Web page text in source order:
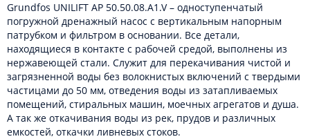
Grundfos UNILIFT AP 50.50.08.A1.V – одноступенчатый
погружной дренажный насос с вертикальным напорным
патрубком и фильтром в основании. Все детали,
находящиеся в контакте с рабочей средой, выполнены из
нержавеющей стали. Служит для перекачивания чистой и
загрязненной воды без волокнистых включений с твердыми
частицами до 50 мм, отведения воды из затапливаемых
помещений, стиральных машин, моечных агрегатов и душа.
А так же откачивания воды из рек, прудов и различных
емкостей, откачки ливневых стоков.